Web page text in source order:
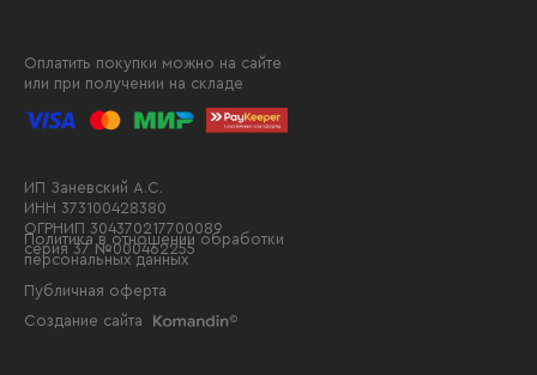
Оплатить покупки можно на сайте
или при получении на складе
ИП Заневский А.С.
ИНН 373100428380
ОГРНИП 304370217700089
серия 37 №000462255
Политика в отношении обработки
персональных данных
Публичная оферта
Создание сайта